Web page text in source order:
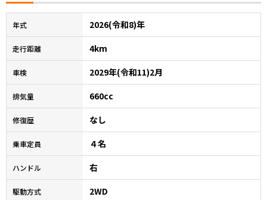
年式 2026(令和8)年
走行距離 4km
車検 2029年(令和11)2月
排気量 660cc
修復歴 なし
乗車定員 ４名
ハンドル 右
駆動方式 2WD